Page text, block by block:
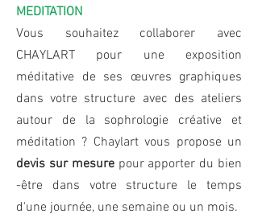
MEDITATION
Vous souhaitez collaborer avec
CHAYLART pour une exposition
méditative de ses œuvres graphiques
dans votre structure avec des ateliers
autour de la sophrologie créative et
méditation ? Chaylart vous propose un
devis sur mesurepour apporter du bien
-être dans votre structure le temps
d'une journée, une semaine ou un mois.